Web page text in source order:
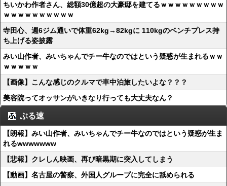
ちいかわ作者さん、総額30億超の大豪邸を建てるｗｗｗｗｗｗｗｗｗ
ｗｗｗｗｗｗｗｗｗｗ
寺田心、週6ジム通いで体重62kg→82kgに 110kgのベンチプレス持
ち上げる姿披露
みい山作者、みいちゃんでチー牛なのではという疑惑が生まれるｗｗ
ｗｗｗｗｗ
【画像】こんな感じのクルマで車中泊旅したいよな？？？
美容院ってオッサンがいきなり行っても大丈夫なん？
ぶる速
【朗報】みい山作者、みいちゃんでチー牛なのではという疑惑が生ま
れるwwwwwww
【悲報】クレしん映画、再び暗黒期に突入してしまう
【動画】名古屋の警察、外国人グループに完全に舐められる